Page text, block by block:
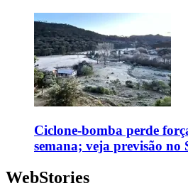
Ciclone-bomba perde
semana; veja previsão no
WebStories